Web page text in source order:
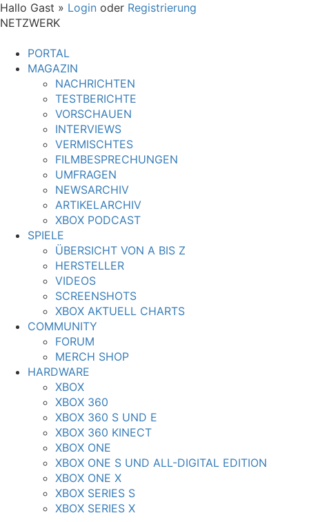
Hallo Gast » Login oder Registrierung
NETZWERK
PORTAL
MAGAZIN
NACHRICHTEN
TESTBERICHTE
VORSCHAUEN
INTERVIEWS
VERMISCHTES
FILMBESPRECHUNGEN
UMFRAGEN
NEWSARCHIV
ARTIKELARCHIV
XBOX PODCAST
SPIELE
ÜBERSICHT VON A BIS Z
HERSTELLER
VIDEOS
SCREENSHOTS
XBOX AKTUELL CHARTS
COMMUNITY
FORUM
MERCH SHOP
HARDWARE
XBOX
XBOX 360
XBOX 360 S UND E
XBOX 360 KINECT
XBOX ONE
XBOX ONE S UND ALL-DIGITAL EDITION
XBOX ONE X
XBOX SERIES S
XBOX SERIES X